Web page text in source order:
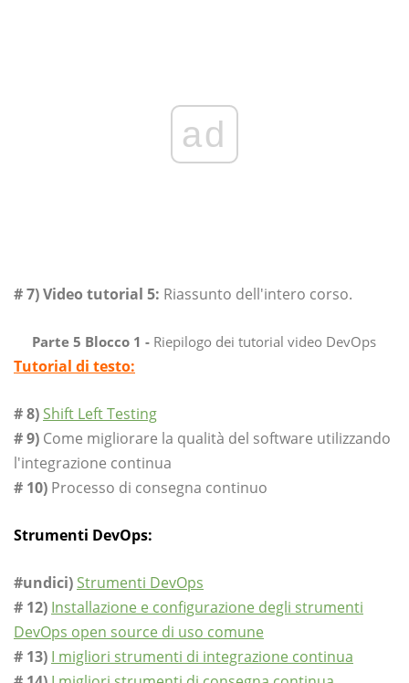
ad
# 7) Video tutorial 5: Riassunto dell'intero corso.
Parte 5 Blocco 1 - Riepilogo dei tutorial video DevOps
Tutorial di testo:
# 8) Shift Left Testing
# 9) Come migliorare la qualità del software utilizzando
l'integrazione continua
# 10) Processo di consegna continuo
Strumenti DevOps:
#undici) Strumenti DevOps
# 12) Installazione e configurazione degli strumenti
DevOps open source di uso comune
# 13) I migliori strumenti di integrazione continua